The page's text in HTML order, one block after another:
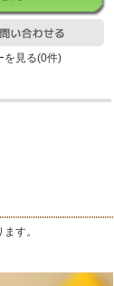
を見る(0件)
す。